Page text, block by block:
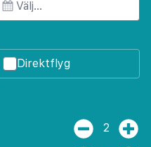
Direktflyg
2